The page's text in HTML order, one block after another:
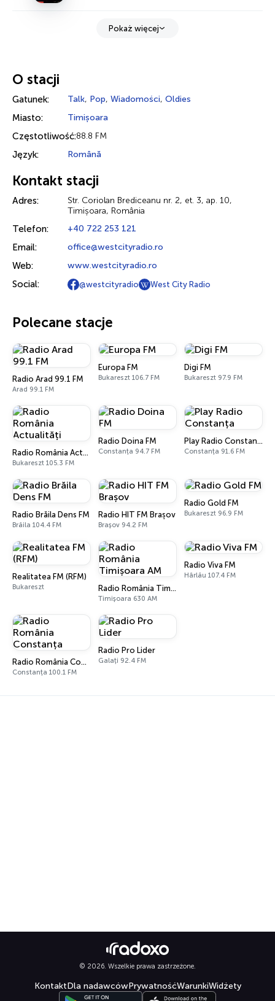
Pokaż więcej
O stacji
Gatunek: Talk, Pop, Wiadomości, Oldies
Miasto: Timișoara
Częstotliwość:88.8 FM
Język: Română
Kontakt stacji
Adres:
Str. Coriolan Brediceanu nr. 2, et. 3, ap. 10,
Timișoara, România
Telefon: +40 722 253 121
Email: office@westcityradio.ro
Web: www.westcityradio.ro
Social: @westcityradio West City Radio
Polecane stacje
Radio Arad 99.1 FM
Arad 99.1 FM
Europa FM
Bukareszt 106.7 FM
Digi FM
Bukareszt 97.9 FM
Radio România Actualități
Bukareszt 105.3 FM
Radio Doina FM
Constanța 94.7 FM
Play Radio Constanța
Constanța 91.6 FM
Radio Brăila Dens FM
Brăila 104.4 FM
Radio HIT FM Brașov
Brașov 94.2 FM
Radio Gold FM
Bukareszt 96.9 FM
Realitatea FM (RFM)
Bukareszt Radio România Timișoara AM
Timișoara 630 AM
Radio Viva FM
Hârlău 107.4 FM
Radio România Constanța
Constanța 100.1 FM
Radio Pro Lider
Galați 92.4 FM
© 2026. Wszelkie prawa zastrzeżone.
KontaktDla nadawcówPrywatnośćWarunkiWidżety